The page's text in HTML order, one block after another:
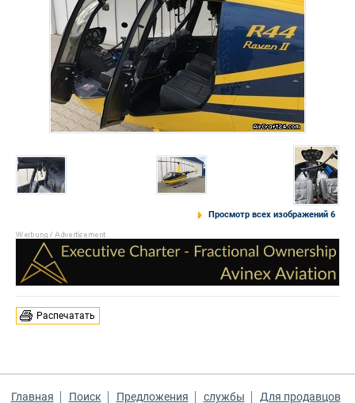
Просмотр всех изображений 6
Распечатать
Главная Поиск Предложения службы
Для продавцов